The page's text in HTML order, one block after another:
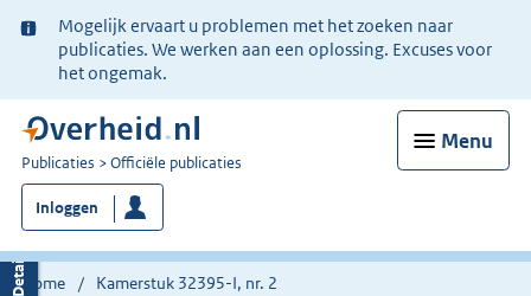
Ter
informatie:
Mogelijk ervaart u problemen met het zoeken naar
publicaties. We werken aan een oplossing. Excuses voor
het ongemak.
Menu
U
bent
nu
hier:
Publicaties Officiële publicaties
Inloggen
Home Kamerstuk 32395-I, nr. 2